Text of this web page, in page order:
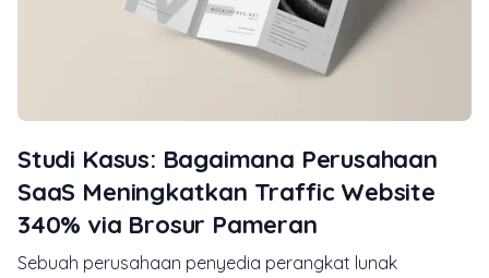
Studi Kasus: Bagaimana Perusahaan
SaaS Meningkatkan Traffic Website
340% via Brosur Pameran
Sebuah perusahaan penyedia perangkat lunak